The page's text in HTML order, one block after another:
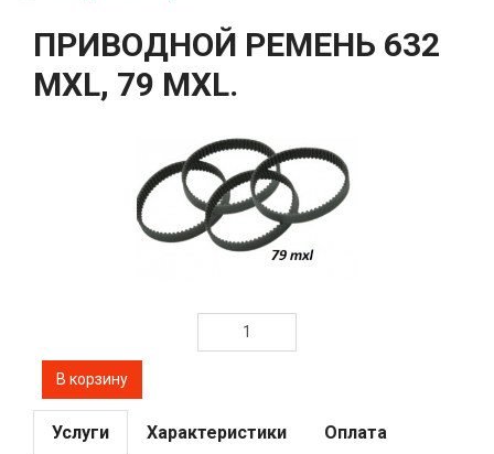
ПРИВОДНОЙ РЕМЕНЬ 632
MXL, 79 MXL.
Услуги Характеристики Оплата